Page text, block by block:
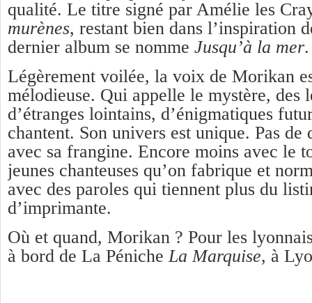
qualité. Le titre signé par Amélie les
murènes, restant bien dans l’inspiration
dernier album se nomme Jusqu’à la mer.
Légèrement voilée, la voix de Morikan
mélodieuse. Qui appelle le mystère, des
d’étranges lointains, d’énigmatiques
chantent. Son univers est unique. Pas
avec sa frangine. Encore moins avec le
jeunes chanteuses qu’on fabrique et
avec des paroles qui tiennent plus du
d’imprimante.
Où et quand, Morikan ? Pour les
à bord de La Péniche La Marquise, à